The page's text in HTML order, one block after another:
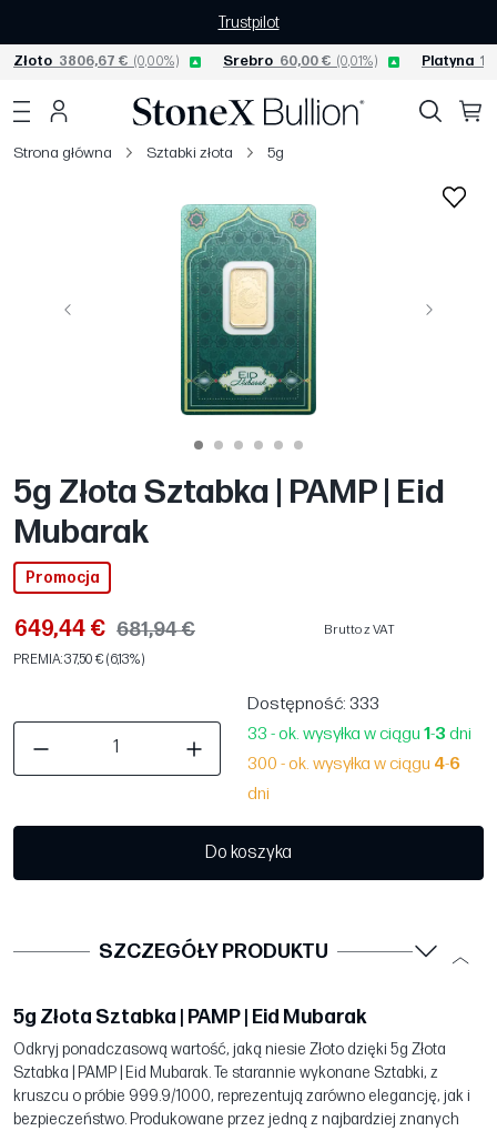
Trustpilot
Złoto 3806,67 € (0,00%) Srebro 60,00 € (0,01%) Platyna
Strona główna Sztabki złota 5g
Poprzedni Następny
5g Złota Sztabka | PAMP | Eid
Mubarak
Promocja
649,44 € 681,94 €
Brutto z VAT
PREMIA: 37,50 € (6,13%)
Dostępność: 333
33 - ok. wysyłka w ciągu 1-3 dni
300 - ok. wysyłka w ciągu 4-6
dni
Do koszyka
SZCZEGÓŁY PRODUKTU
5g Złota Sztabka | PAMP | Eid Mubarak
Odkryj ponadczasową wartość, jaką niesie Złoto dzięki 5g Złota
Sztabka | PAMP | Eid Mubarak. Te starannie wykonane Sztabki, z
kruszcu o próbie 999.9/1000, reprezentują zarówno elegancję, jak i
bezpieczeństwo. Produkowane przez jedną z najbardziej znanych